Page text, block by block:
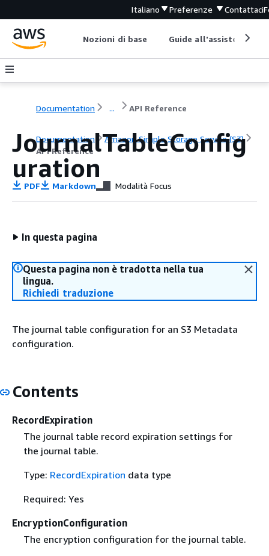
Italiano Preferenze Contattaci
Nozioni di base Guide all'assistenza
Documentation ... API Reference
Documentation
Amazon Simple Storage Service (S3)
API Reference
JournalTableConfig
uration
PDF Markdown Modalità Focus
In questa pagina
Questa pagina non è tradotta nella tua
lingua.
Richiedi traduzione
The journal table configuration for an S3 Metadata
configuration.
Contents
RecordExpiration
The journal table record expiration settings for
the journal table.
Type: RecordExpiration data type
Required: Yes
EncryptionConfiguration
The encryption configuration for the journal table.